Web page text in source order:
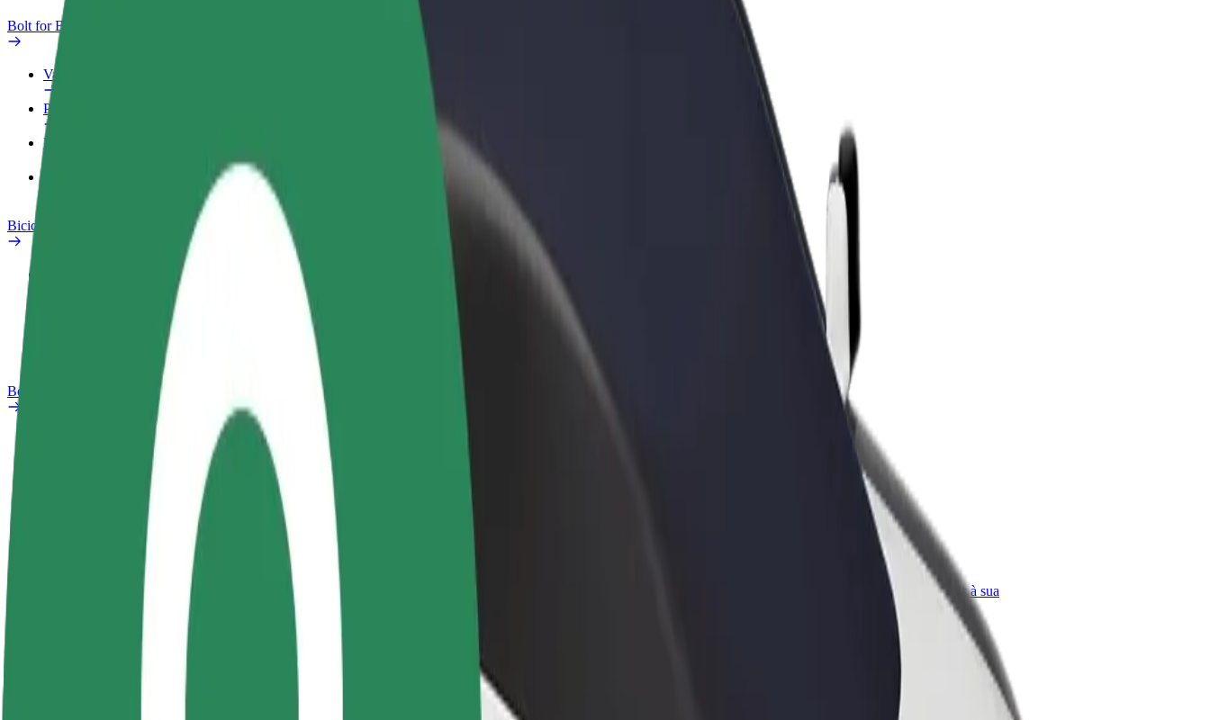
Bolt for Business
Vantagens
Perfil Fiscal
Produtos
Bicicletas
Bolt Plus
Torne-se motorista
Ganhe dinheiro quando
Registe a sua frota de estafetas
Ganhe dinheiro a entregar
Bolt for Business
Produtos da Bolt ajustados à sua
Como ir de Unirii Square a VIVO! Cluj-Napoca Sos
À procura da melhor forma de fazer o percurso Unirii Square—VIVO! Cluj-Napoca Sos? Explora os nossos serviços e descobre a solução mais adequada à tua viagem.